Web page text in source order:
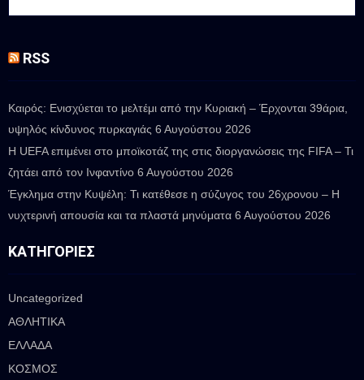
RSS
Καιρός: Ενισχύεται το μελτέμι από την Κυριακή – Έρχονται 39άρια,
υψηλός κίνδυνος πυρκαγιάς 6 Αυγούστου 2026
Η UEFA επιμένει στο μποϊκοτάζ της στις διοργανώσεις της FIFA – Τι
ζητάει από τον Ινφαντίνο 6 Αυγούστου 2026
Έγκλημα στην Κυψέλη: Τι κατέθεσε η σύζυγος του 26χρονου – Η
νυχτερινή απουσία και τα πλαστά μηνύματα 6 Αυγούστου 2026
ΚΑΤΗΓΟΡΊΕΣ
Uncategorized
ΑΘΛΗΤΙΚΑ
ΕΛΛΑΔΑ
ΚΟΣΜΟΣ